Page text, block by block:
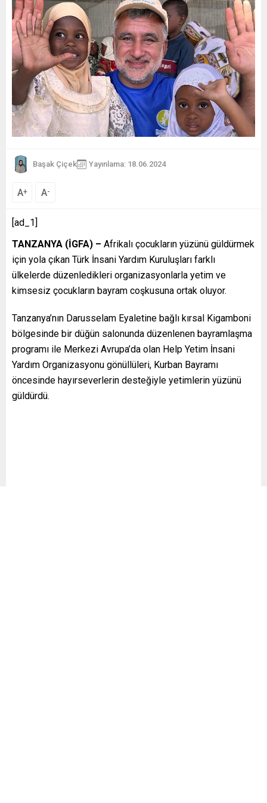
Başak Çiçek Yayınlama: 18.06.2024
A+ A-
[ad_1]
TANZANYA (İGFA) – Afrikalı çocukların yüzünü güldürmek
için yola çıkan Türk İnsani Yardım Kuruluşları farklı
ülkelerde düzenledikleri organizasyonlarla yetim ve
kimsesiz çocukların bayram coşkusuna ortak oluyor.
Tanzanya’nın Darusselam Eyaletine bağlı kırsal Kigamboni
bölgesinde bir düğün salonunda düzenlenen bayramlaşma
programı ile Merkezi Avrupa’da olan Help Yetim İnsani
Yardım Organizasyonu gönüllüleri, Kurban Bayramı
öncesinde hayırseverlerin desteğiyle yetimlerin yüzünü
güldürdü.